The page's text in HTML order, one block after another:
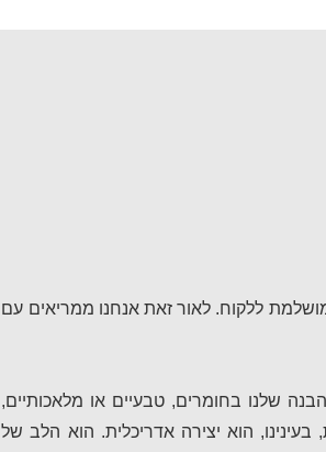
ללקוח. לאור זאת אנחנו ממריאים עם
שלנו בחומרים, טבעיים או מלאכותיים,
הוא יצירה אדריכלית. הוא הלב של